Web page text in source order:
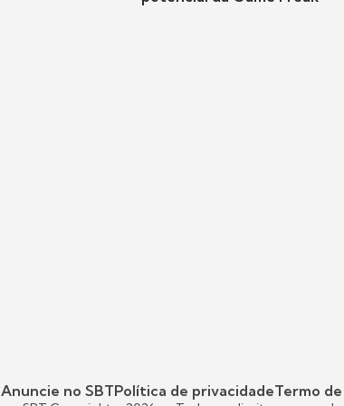
Anuncie no SBTPolítica de privacidadeTermo de